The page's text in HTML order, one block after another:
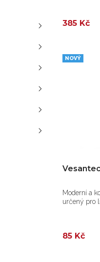
385 Kč
NOVÝ
Moderní a
určený pro
85 Kč